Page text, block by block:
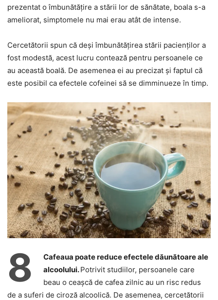
prezentat o îmbunătățire a stării lor de sănătate, boala s-a
ameliorat, simptomele nu mai erau atât de intense.
Cercetătorii spun că deși îmbunătățirea stării pacienților a
fost modestă, acest lucru contează pentru persoanele ce
au această boală. De asemenea ei au precizat și faptul că
este posibil ca efectele cofeinei să se dimminueze în timp.
8
Cafeaua poate reduce efectele dăunătoare ale
alcoolului.Potrivit studiilor, persoanele care
beau o ceașcă de cafea zilnic au un risc redus
de a suferi de ciroză alcoolică. De asemenea, cercetătorii